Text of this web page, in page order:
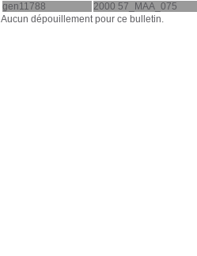
gen11788
2000 57_MAA_075
Aucun dépouillement pour ce bulletin.